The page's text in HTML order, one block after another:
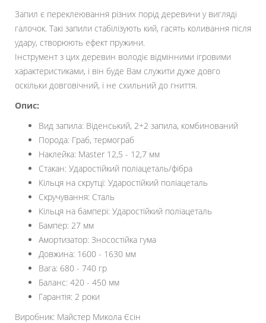
Запил є переклеювання різних порід деревини у вигляді
галочок. Такі запили стабілізують кий, гасять коливання після
удару, створюють ефект пружини.
Інструмент з цих деревин володіє відмінними ігровими
характеристиками, і він буде Вам служити дуже довго
оскільки довговічний, і не схильний до гниття.
Опис:
Вид запила: Віденський, 2+2 запила, комбинований
Порода: Граб, термограб
Наклейка: Master 12,5 - 12,7 мм
Стакан: Ударостійкий поліацеталь/фібра
Кільця на скрутці: Ударостійкий поліацеталь
Скручування: Сталь
Кільця на бампері: Ударостійкий поліацеталь
Бампер: 27 мм
Амортизатор: Зносостійка гума
Довжина: 1600 - 1630 мм
Вага: 680 - 740 гр
Баланс: 420 - 450 мм
Гарантія: 2 роки
Виробник: Майстер Микола Єсін